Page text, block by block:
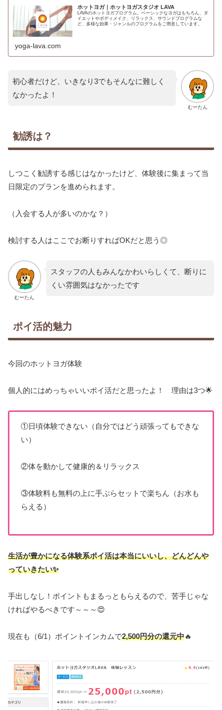
ホットヨガ｜ホットヨガスタジオ LAVA
LAVAのホットヨガプログラム。ベーシックなヨガはもちろん、ダ
イエットやボディメイク、リラックス、サウンドプログラムな
ど、多様な効果・ジャンルのプログラムをご用意しています。
yoga-lava.com
むーたん
初心者だけど、いきなり3でもそんなに難しく
なかったよ！
勧誘は？
しつこく勧誘する感じはなかったけど、体験後に集まって当
日限定のプランを進められます。
（入会する人が多いのかな？）
検討する人はここでお断りすればOKだと思う◎
むーたん
スタッフの人もみんなかわいらしくて、断りに
くい雰囲気はなかったです
ポイ活的魅力
今回のホットヨガ体験
個人的にはめっちゃいいポイ活だと思ったよ！ 理由は3つ🌟
①日頃体験できない（自分ではどう頑張ってもできな
い）
②体を動かして健康的＆リラックス
③体験料も無料の上に手ぶらセットで楽ちん（お水も
らえる）
生活が豊かになる体験系ポイ活は本当にいいし、どんどんや
っていきたい✨
手出しなし！ポイントもまるっともらえるので、苦手じゃな
ければやるべきです～～～😍
現在も（6/1）ポイントインカムで2,500円分の還元中🔥